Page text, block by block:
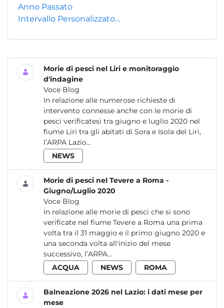
Anno Passato
Intervallo Personalizzato…
Morie di pesci nel Liri e monitoraggio
d'indagine
Voce Blog
In relazione alle numerose richieste di
intervento connesse anche con le morie di
pesci verificatesi tra giugno e luglio 2020 nel
fiume Liri tra gli abitati di Sora e Isola del Liri,
l’ARPA Lazio...
NEWS
Morie di pesci nel Tevere a Roma -
Giugno/Luglio 2020
Voce Blog
In relazione alle morie di pesci che si sono
verificate nel fiume Tevere a Roma una prima
volta tra il 31 maggio e il primo giugno 2020 e
una seconda volta all'inizio del mese
successivo, l’ARPA...
ACQUA
NEWS ROMA
Balneazione 2026 nel Lazio: i dati mese per
mese